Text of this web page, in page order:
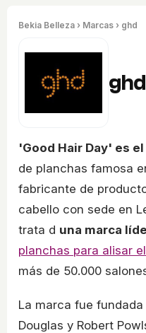
Bekia Belleza › Marcas › ghd
ghd
'Good Hair Day' es
de planchas famosa
fabricante de
cabello con sede en
trata d una marca
planchas para alisar
más de 50.000
La marca fue
Douglas y Robert